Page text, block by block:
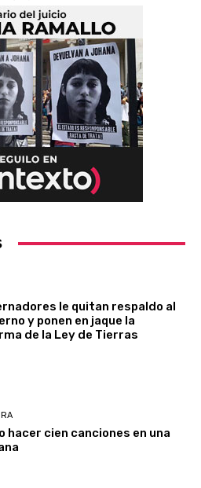
le quitan respaldo al
y ponen en jaque la
de la Ley de Tierras
hacer cien canciones en una